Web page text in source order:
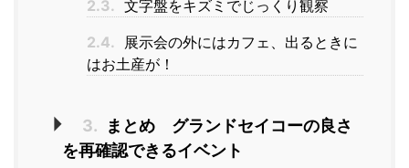
2.3. 文字盤をキズミでじっくり観察
2.4. 展示会の外にはカフェ、出るときに
はお土産が！
3.
まとめ グランドセイコーの良さ
を再確認できるイベント